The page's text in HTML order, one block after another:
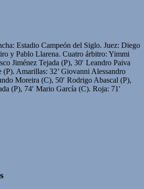
Estadio Campeón del Siglo. Juez: Diego
y Pablo Llarena. Cuatro árbitro: Yimmi
Jiménez Tejada (P), 30′ Leandro Paiva
(P). Amarillas: 32’ Giovanni Alessandro
Moreira (C), 50′ Rodrigo Abascal (P),
(P), 74′ Mario García (C). Roja: 71′